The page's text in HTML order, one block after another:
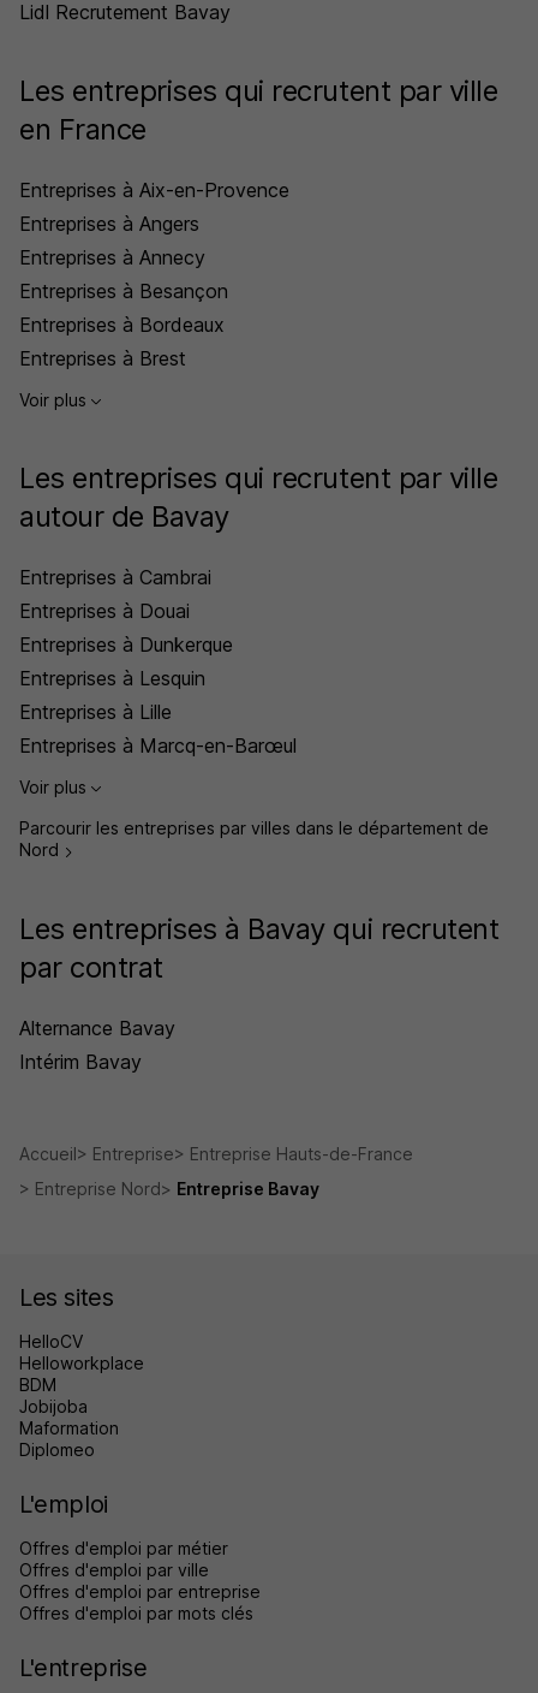
Lidl Recrutement Bavay
Les entreprises qui recrutent par ville
en France
Entreprises à Aix-en-Provence
Entreprises à Angers
Entreprises à Annecy
Entreprises à Besançon
Entreprises à Bordeaux
Entreprises à Brest
Voir plus
Les entreprises qui recrutent par ville
autour de Bavay
Entreprises à Cambrai
Entreprises à Douai
Entreprises à Dunkerque
Entreprises à Lesquin
Entreprises à Lille
Entreprises à Marcq-en-Barœul
Voir plus
Parcourir les entreprises par villes dans le département de
Nord
Les entreprises à Bavay qui recrutent
par contrat
Alternance Bavay
Intérim Bavay
Accueil Entreprise
Entreprise Hauts-de-France
Entreprise Nord
Entreprise Bavay
Les sites
HelloCV
Helloworkplace
BDM
Jobijoba
Maformation
Diplomeo
L'emploi
Offres d'emploi par métier
Offres d'emploi par ville
Offres d'emploi par entreprise
Offres d'emploi par mots clés
L'entreprise